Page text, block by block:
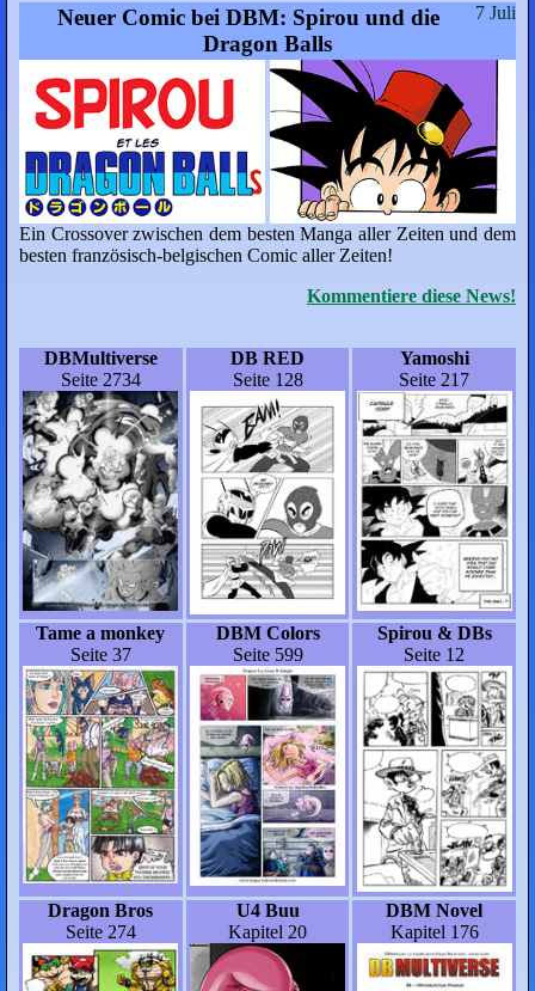
7 Juli
Neuer Comic bei DBM: Spirou und die
Dragon Balls
Ein Crossover zwischen dem besten Manga aller Zeiten und dem
besten französisch-belgischen Comic aller Zeiten!
Kommentiere diese News!
DBMultiverse
Seite 2734
DB RED
Seite 128
Yamoshi
Seite 217
Tame a monkey
Seite 37
DBM Colors
Seite 599
Spirou & DBs
Seite 12
Dragon Bros
Seite 274
U4 Buu
Kapitel 20
DBM Novel
Kapitel 176